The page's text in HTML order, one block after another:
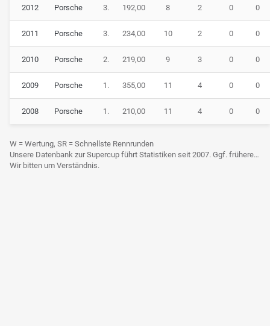
2012 Porsche 3. 192,00 8 2 0 0
2011 Porsche 3. 234,00 10 2 0 0
2010 Porsche 2. 219,00 9 3 0 0
2009 Porsche 1. 355,00 11 4 0 0
2008 Porsche 1. 210,00 11 4 0 0
W = Wertung, SR = Schnellste Rennrunden
Unsere Datenbank zur Supercup führt Statistiken seit 2007. Ggf. frühere Daten sind derzeit noch nicht berücksichtigt.
Wir bitten um Verständnis.